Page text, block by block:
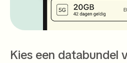
Kies een databundel